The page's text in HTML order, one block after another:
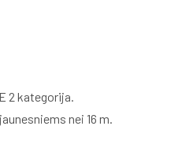
2 kategorija.
nei 16 m.